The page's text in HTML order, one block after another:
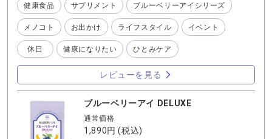
健康食品 サプリメント ブルーベリーアイシリーズ
メノコト お出かけ ライフスタイル イベント
休日 健康になりたい ひとみケア
レビューを見る
ブルーベリーアイ DELUXE
通常価格
1,890円(税込)